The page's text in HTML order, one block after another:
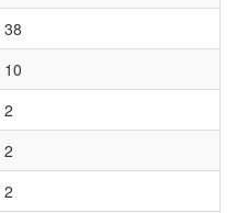
38
10
2
2
2